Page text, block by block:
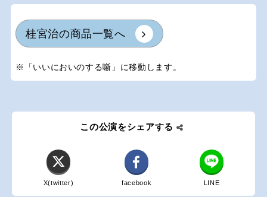
桂宮治の商品一覧へ
※「いいにおいのする噺」に移動します。
この公演をシェアする
X(twitter) facebook LINE